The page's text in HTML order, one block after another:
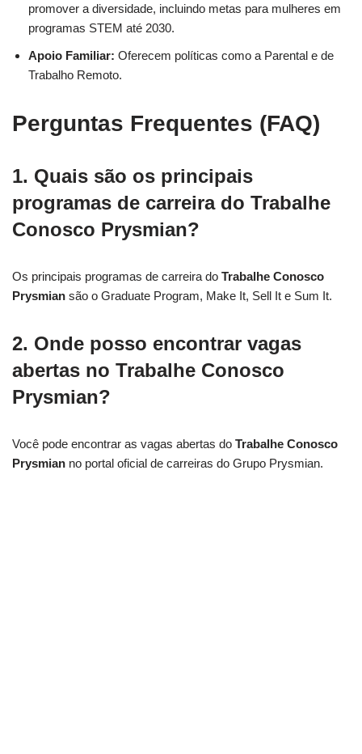
promover a diversidade, incluindo metas para mulheres em
programas STEM até 2030.
Apoio Familiar: Oferecem políticas como a Parental e de
Trabalho Remoto.
Perguntas Frequentes (FAQ)
1. Quais são os principais
programas de carreira do Trabalhe
Conosco Prysmian?
Os principais programas de carreira do Trabalhe Conosco
Prysmian são o Graduate Program, Make It, Sell It e Sum It.
2. Onde posso encontrar vagas
abertas no Trabalhe Conosco
Prysmian?
Você pode encontrar as vagas abertas do Trabalhe Conosco
Prysmian no portal oficial de carreiras do Grupo Prysmian.